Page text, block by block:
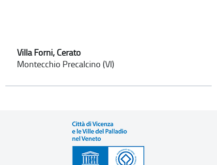
Villa Forni, Cerato
Montecchio Precalcino (VI)